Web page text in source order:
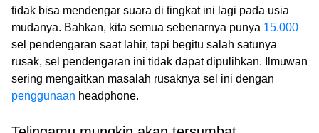
tidak bisa mendengar suara di tingkat ini lagi pada usia
mudanya. Bahkan, kita semua sebenarnya punya 15.000
sel pendengaran saat lahir, tapi begitu salah satunya
rusak, sel pendengaran ini tidak dapat dipulihkan. Ilmuwan
sering mengaitkan masalah rusaknya sel ini dengan
penggunaan headphone.